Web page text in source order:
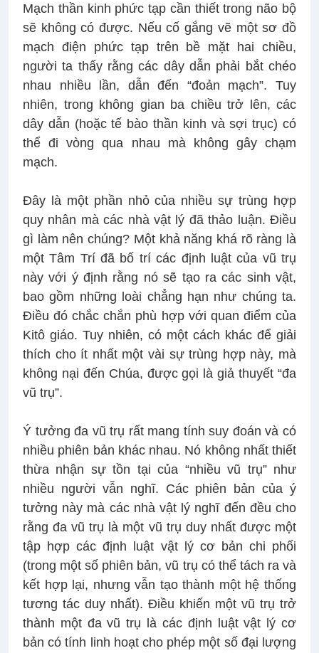
Mạch thần kinh phức tạp cần thiết trong não bộ
sẽ không có được. Nếu cố gắng vẽ một sơ đồ
mạch điện phức tạp trên bề mặt hai chiều,
người ta thấy rằng các dây dẫn phải bắt chéo
nhau nhiều lần, dẫn đến “đoản mạch”. Tuy
nhiên, trong không gian ba chiều trở lên, các
dây dẫn (hoặc tế bào thần kinh và sợi trục) có
thể đi vòng qua nhau mà không gây chạm
mạch.
Đây là một phần nhỏ của nhiều sự trùng hợp
quy nhân mà các nhà vật lý đã thảo luận. Điều
gì làm nên chúng? Một khả năng khá rõ ràng là
một Tâm Trí đã bố trí các định luật của vũ trụ
này với ý định rằng nó sẽ tạo ra các sinh vật,
bao gồm những loài chẳng hạn như chúng ta.
Điều đó chắc chắn phù hợp với quan điểm của
Kitô giáo. Tuy nhiên, có một cách khác để giải
thích cho ít nhất một vài sự trùng hợp này, mà
không nại đến Chúa, được gọi là giả thuyết “đa
vũ trụ”.
Ý tưởng đa vũ trụ rất mang tính suy đoán và có
nhiều phiên bản khác nhau. Nó không nhất thiết
thừa nhận sự tồn tại của “nhiều vũ trụ” như
nhiều người vẫn nghĩ. Các phiên bản của ý
tưởng này mà các nhà vật lý nghĩ đến đều cho
rằng đa vũ trụ là một vũ trụ duy nhất được một
tập hợp các định luật vật lý cơ bản chi phối
(trong một số phiên bản, vũ trụ có thể tách ra và
kết hợp lại, nhưng vẫn tạo thành một hệ thống
tương tác duy nhất). Điều khiến một vũ trụ trở
thành một đa vũ trụ là các định luật vật lý cơ
bản có tính linh hoạt cho phép một số đại lượng